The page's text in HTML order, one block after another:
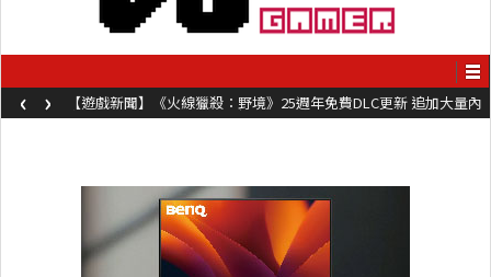
【遊戲新聞】《火線獵殺：野境》25週年免費DLC更新 追加大量內
容同時系舊作限時超平價折扣
‹ ›